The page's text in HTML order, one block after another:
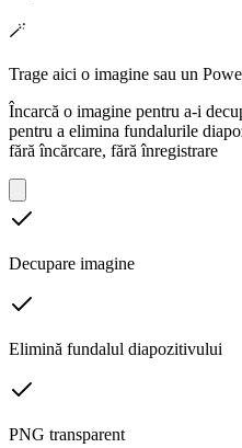
🪄
Trage aici o imagine sau un
Încarcă o imagine pentru a-i
pentru a elimina fundalurile
fără încărcare, fără înregistrare
Decupare imagine
Elimină fundalul diapozitivului
PNG transparent